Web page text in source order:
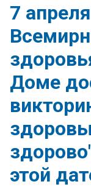
7
Доме
этой